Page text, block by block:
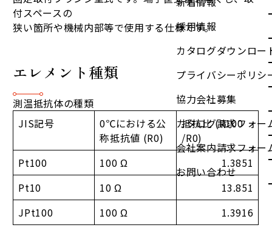
採用情報
カタログダウンロー
プライバシーポリシ
協力会社募集
カタログ請求フォー
会社案内請求フォー
お問い合わせ
付スペースの
狭い箇所や機械内部等で使用する仕様です。
エレメント種類
測温抵抗体の種類
JIS記号
0℃における公
称抵抗値 (R0​)
抵抗比 (R100​
/R0​)
Pt100
100 Ω
1.3851
Pt10
10 Ω
13.851
JPt100
100 Ω 1.3916